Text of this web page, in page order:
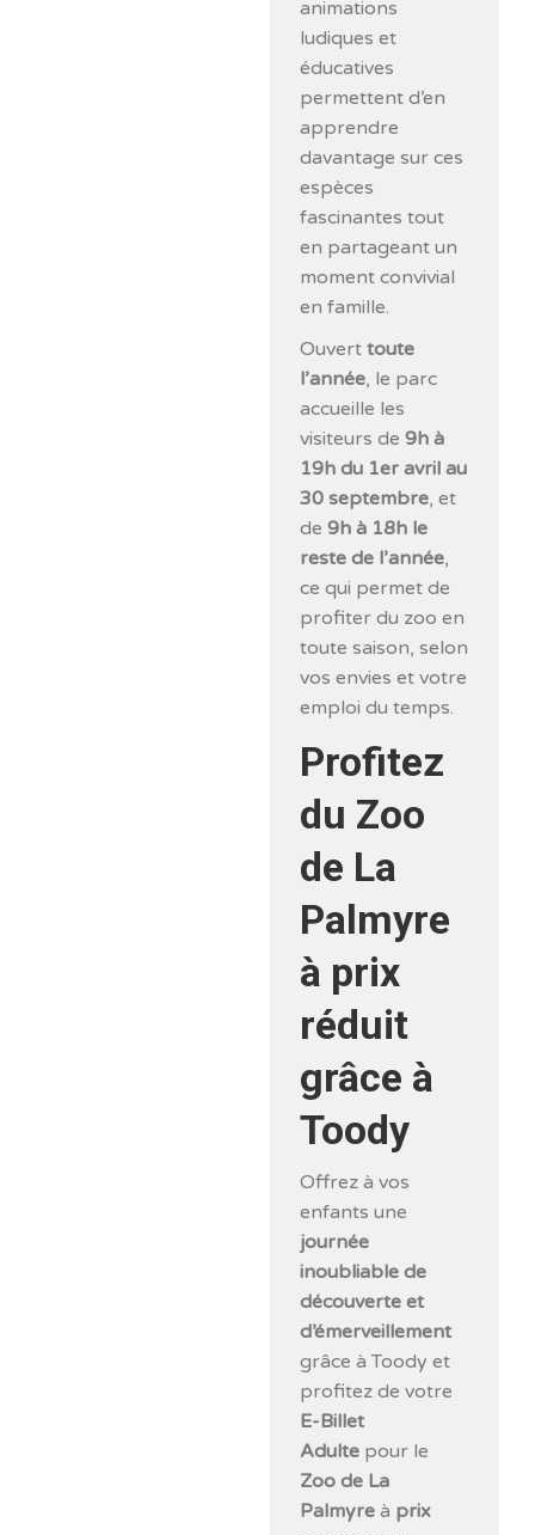
animations
ludiques et
éducatives
permettent d’en
apprendre
davantage sur ces
espèces
fascinantes tout
en partageant un
moment convivial
en famille.
Ouverttoute
l’année, le parc
accueille les
visiteurs de9h à
19h du 1er avril au
30 septembre, et
de9h à 18h le
reste de l’année,
ce qui permet de
profiter du zoo en
toute saison, selon
vos envies et votre
emploi du temps.
Profitez
du Zoo
de La
Palmyre
à prix
réduit
grâce à
Toody
Offrez à vos
enfants une
journée
inoubliable de
découverte et
d’émerveillement
grâce à Toody et
profitez de votre
E-Billet
Adulte pour le
Zoo de La
Palmyre à prix